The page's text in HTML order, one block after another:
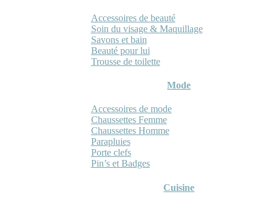
Accessoires de beauté
Soin du visage & Maquillage
Savons et bain
Beauté pour lui
Trousse de toilette
Mode
Accessoires de mode
Chaussettes Femme
Chaussettes Homme
Parapluies
Porte clefs
Pin’s et Badges
Cuisine